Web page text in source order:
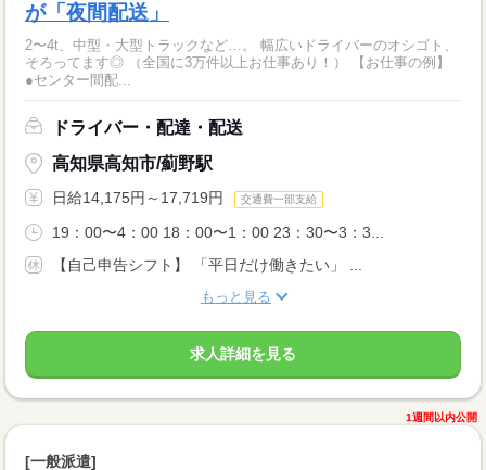
が「夜間配送」
2〜4t、中型・大型トラックなど…。 幅広いドライバーのオシゴト、
そろってます◎ （全国に3万件以上お仕事あり！） 【お仕事の例】
●センター間配...
ドライバー・配達・配送
高知県高知市/薊野駅
日給14,175円～17,719円 交通費一部支給
19：00〜4：00 18：00〜1：00 23：30〜3：3...
【自己申告シフト】 「平日だけ働きたい」 ...
もっと見る
求人詳細を見る
1週間以内公開
[一般派遣]